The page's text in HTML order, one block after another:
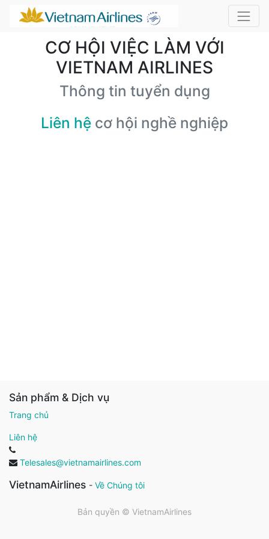
CƠ HỘI VIỆC LÀM VỚI
VIETNAM AIRLINES
Thông tin tuyển dụng
Liên hệ cơ hội nghề nghiệp
Sản phẩm & Dịch vụ
Trang chủ
Liên hệ
Telesales@vietnamairlines.com
VietnamAirlines - Về Chúng tôi
Bản quyền © VietnamAirlines